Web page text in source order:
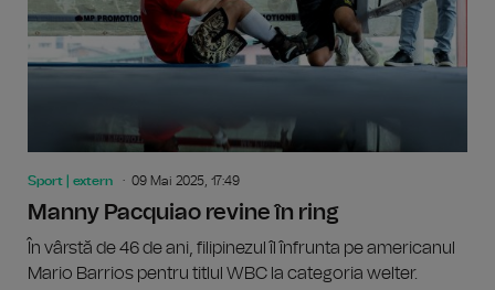
Sport | extern 09 Mai 2025, 17:49
Manny Pacquiao revine în ring
În vârstă de 46 de ani, filipinezul îl înfrunta pe americanul
Mario Barrios pentru titlul WBC la categoria welter.